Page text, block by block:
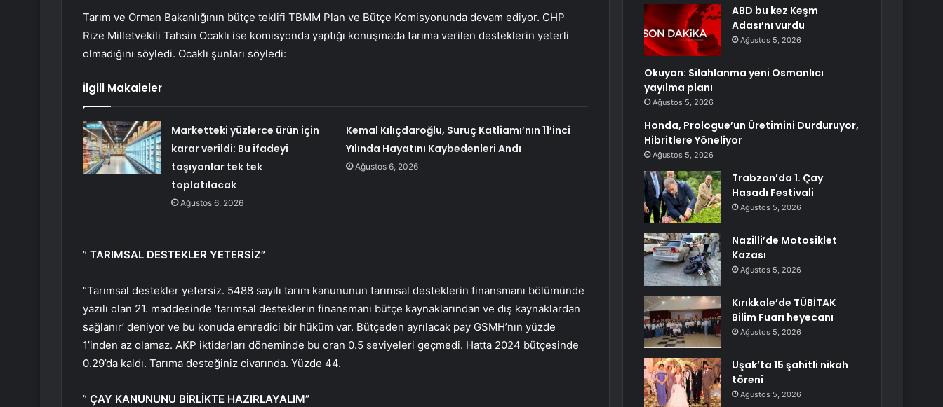
Tarım ve Orman Bakanlığının bütçe teklifi TBMM Plan ve Bütçe Komisyonunda devam ediyor. CHP
Rize Milletvekili Tahsin Ocaklı ise komisyonda yaptığı konuşmada tarıma verilen desteklerin yeterli
olmadığını söyledi. Ocaklı şunları söyledi:
İlgili Makaleler
Marketteki yüzlerce ürün için
karar verildi: Bu ifadeyi
taşıyanlar tek tek
toplatılacak
Ağustos 6, 2026
Kemal Kılıçdaroğlu, Suruç Katliamı’nın 11’inci
Yılında Hayatını Kaybedenleri Andı
Ağustos 6, 2026
” TARIMSAL DESTEKLER YETERSİZ”
“Tarımsal destekler yetersiz. 5488 sayılı tarım kanununun tarımsal desteklerin finansmanı bölümünde
yazılı olan 21. maddesinde ‘tarımsal desteklerin finansmanı bütçe kaynaklarından ve dış kaynaklardan
sağlanır’ deniyor ve bu konuda emredici bir hüküm var. Bütçeden ayrılacak pay GSMH’nın yüzde
1’inden az olamaz. AKP iktidarları döneminde bu oran 0.5 seviyeleri geçmedi. Hatta 2024 bütçesinde
0.29’da kaldı. Tarıma desteğiniz civarında. Yüzde 44.
” ÇAY KANUNUNU BİRLİKTE HAZIRLAYALIM”
ABD bu kez Keşm
Adası’nı vurdu
Ağustos 5, 2026
Okuyan: Silahlanma yeni Osmanlıcı
yayılma planı
Ağustos 5, 2026
Honda, Prologue’un Üretimini Durduruyor,
Hibritlere Yöneliyor
Ağustos 5, 2026
Trabzon’da 1. Çay
Hasadı Festivali
Ağustos 5, 2026
Nazilli’de Motosiklet
Kazası
Ağustos 5, 2026
Kırıkkale’de TÜBİTAK
Bilim Fuarı heyecanı
Ağustos 5, 2026
Uşak’ta 15 şahitli nikah
töreni
Ağustos 5, 2026